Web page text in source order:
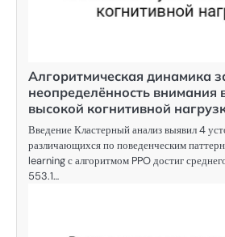
Алгоритмическая динамика
неопределённость внимания
высокой когнитивной
Введение Кластерный анализ выявил 4
различающихся по поведенческим
learning с алгоритмом PPO достиг
553.1…